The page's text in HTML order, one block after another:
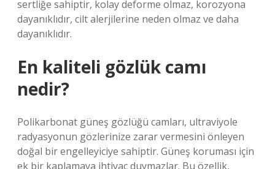
sertliğe sahiptir, kolay deforme olmaz, korozyona
dayanıklıdır, cilt alerjilerine neden olmaz ve daha
dayanıklıdır.
En kaliteli gözlük camı
nedir?
Polikarbonat güneş gözlüğü camları, ultraviyole
radyasyonun gözlerinize zarar vermesini önleyen
doğal bir engelleyiciye sahiptir. Güneş koruması için
ek bir kaplamaya ihtiyaç duymazlar. Bu özellik,